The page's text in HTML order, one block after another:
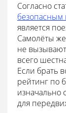
Согласно
безопасным
является
Самолёты
не
всего
Если брать
рейтинг по
изначально
для